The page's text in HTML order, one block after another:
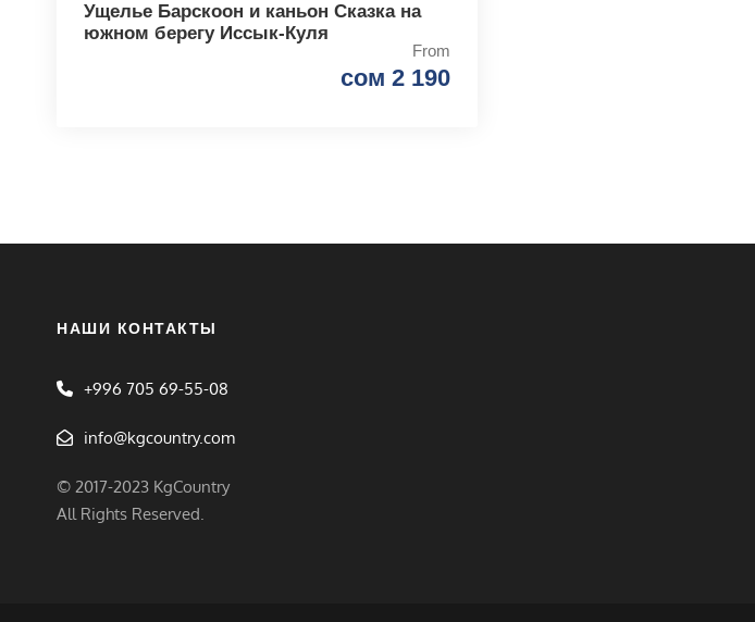
Ущелье Барскоон и каньон Сказка на
южном берегу Иссык-Куля
From
сом 2 190
НАШИ КОНТАКТЫ
+996 705 69-55-08
info@kgcountry.com
© 2017-2023 KgCountry
All Rights Reserved.